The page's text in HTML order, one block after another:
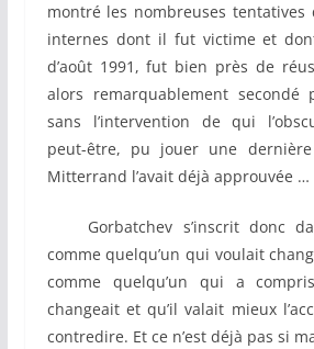
montré les nombreuses tentatives
internes dont il fut victime et
d’août 1991, fut bien près de
alors remarquablement secondé
sans l’intervention de qui
peut-être, pu jouer une
Mitterrand l’avait déjà approuvée …
Gorbatchev s’inscrit donc
comme quelqu’un qui voulait
comme quelqu’un qui a
changeait et qu’il valait mieux
contredire. Et ce n’est déjà pas si